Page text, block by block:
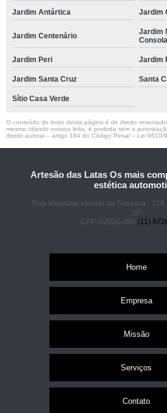
Jardim Antártica Jardim
Jardim Centenário
Jardim
Jardim Peri Jardim
Jardim Santa Cruz Santa
Sítio Casa Verde
O conteúdo do texto desta página é de direito
mesmo citando nossos links, é proibida sem a
direito autoral – artigo 184 do Código Penal – Lei 9610/
Artesão das Latas Os mais
estética
Rua Marechal Hermis da Fonseca -
SP
CEP: 02020-000 (11)
Home
Empresa
Missão
Serviços
Contato